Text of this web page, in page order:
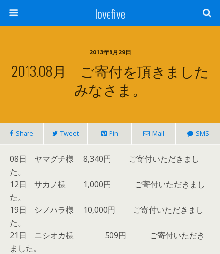
lovefive
2013年8月29日
2013.08月 ご寄付を頂きました
みなさま。
Share Tweet Pin Mail SMS
08日 ヤマグチ様 8,340円 ご寄付いただきまし
た。
12日 サカノ様 1,000円 ご寄付いただきまし
た。
19日 シノハラ様 10,000円 ご寄付いただきまし
た。
21日 ニシオカ様 509円 ご寄付いただき
ました。